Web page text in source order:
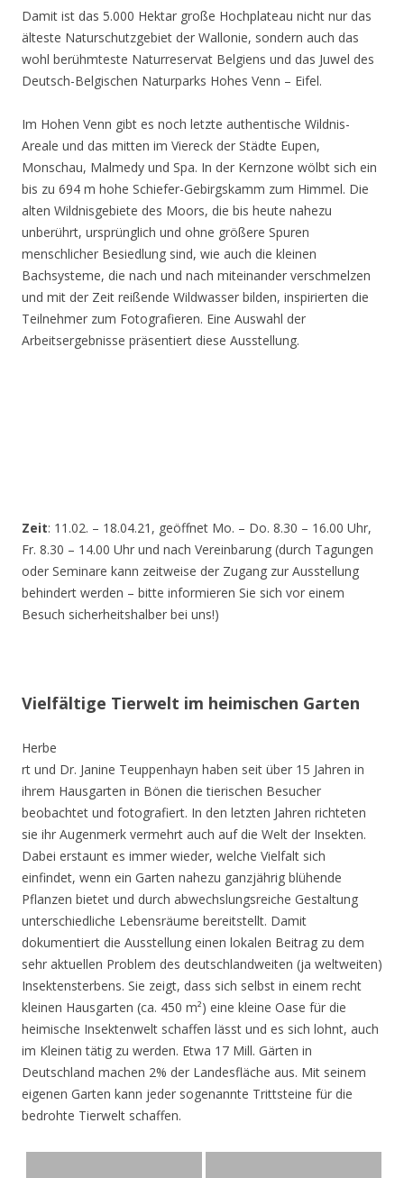
Damit ist das 5.000 Hektar große Hochplateau nicht nur das
älteste Naturschutzgebiet der Wallonie, sondern auch das
wohl berühmteste Naturreservat Belgiens und das Juwel des
Deutsch-Belgischen Naturparks Hohes Venn – Eifel.
Im Hohen Venn gibt es noch letzte authentische Wildnis-
Areale und das mitten im Viereck der Städte Eupen,
Monschau, Malmedy und Spa. In der Kernzone wölbt sich ein
bis zu 694 m hohe Schiefer-Gebirgskamm zum Himmel. Die
alten Wildnisgebiete des Moors, die bis heute nahezu
unberührt, ursprünglich und ohne größere Spuren
menschlicher Besiedlung sind, wie auch die kleinen
Bachsysteme, die nach und nach miteinander verschmelzen
und mit der Zeit reißende Wildwasser bilden, inspirierten die
Teilnehmer zum Fotografieren. Eine Auswahl der
Arbeitsergebnisse präsentiert diese Ausstellung.
Zeit: 11.02. – 18.04.21, geöffnet Mo. – Do. 8.30 – 16.00 Uhr,
Fr. 8.30 – 14.00 Uhr und nach Vereinbarung (durch Tagungen
oder Seminare kann zeitweise der Zugang zur Ausstellung
behindert werden – bitte informieren Sie sich vor einem
Besuch sicherheitshalber bei uns!)
Vielfältige Tierwelt im heimischen Garten
Herbe
rt und Dr. Janine Teuppenhayn haben seit über 15 Jahren in
ihrem Hausgarten in Bönen die tierischen Besucher
beobachtet und fotografiert. In den letzten Jahren richteten
sie ihr Augenmerk vermehrt auch auf die Welt der Insekten.
Dabei erstaunt es immer wieder, welche Vielfalt sich
einfindet, wenn ein Garten nahezu ganzjährig blühende
Pflanzen bietet und durch abwechslungsreiche Gestaltung
unterschiedliche Lebensräume bereitstellt. Damit
dokumentiert die Ausstellung einen lokalen Beitrag zu dem
sehr aktuellen Problem des deutschlandweiten (ja weltweiten)
Insektensterbens. Sie zeigt, dass sich selbst in einem recht
kleinen Hausgarten (ca. 450 m²) eine kleine Oase für die
heimische Insektenwelt schaffen lässt und es sich lohnt, auch
im Kleinen tätig zu werden. Etwa 17 Mill. Gärten in
Deutschland machen 2% der Landesfläche aus. Mit seinem
eigenen Garten kann jeder sogenannte Trittsteine für die
bedrohte Tierwelt schaffen.